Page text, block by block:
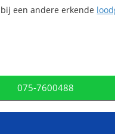
een andere erkende
075-7600488